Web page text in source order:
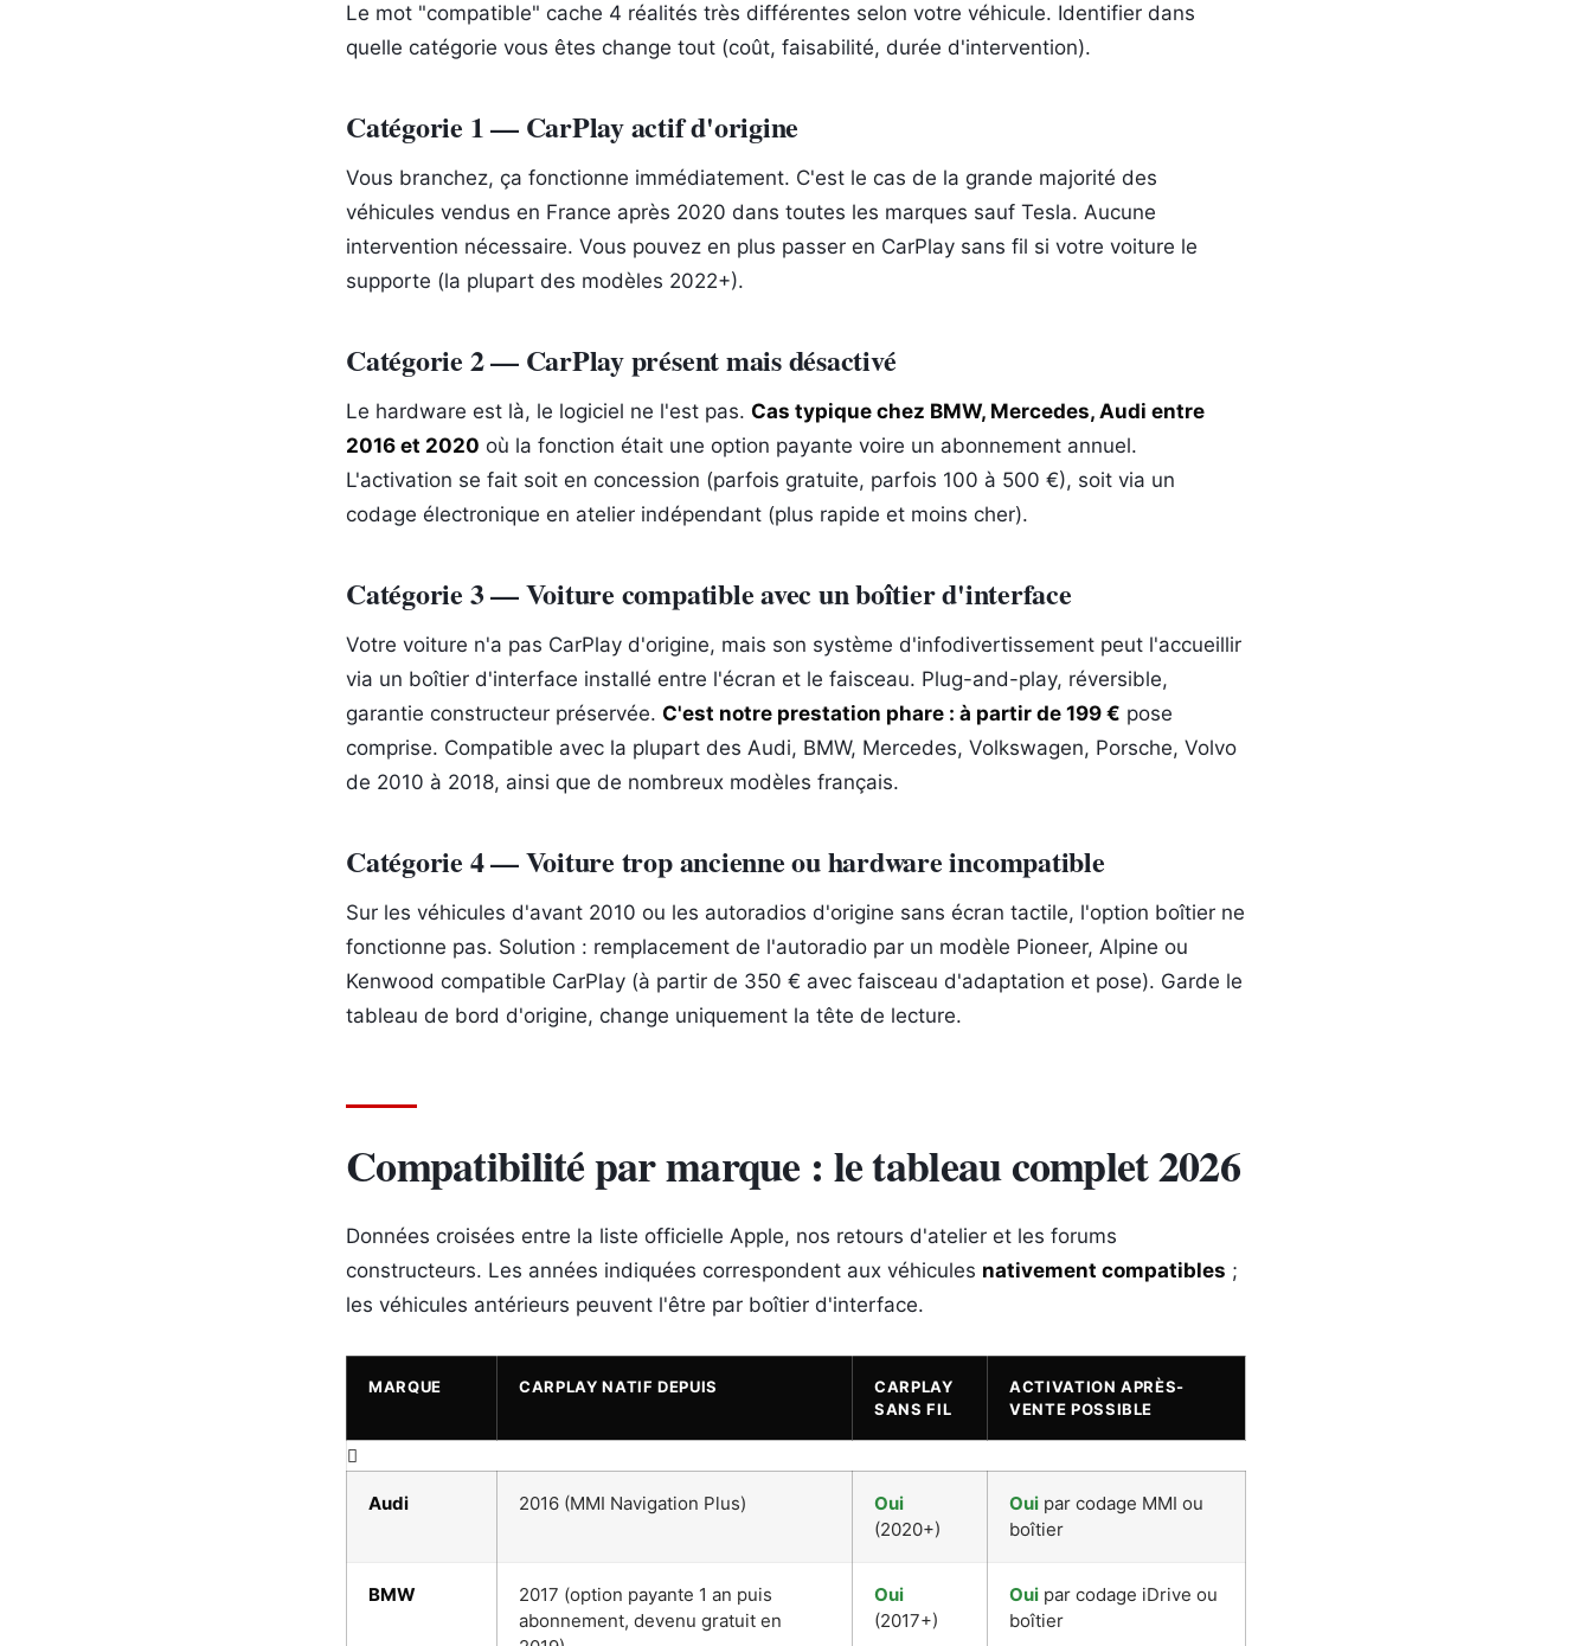
Le mot "compatible" cache 4 réalités très différentes selon votre véhicule. Identifier dans
quelle catégorie vous êtes change tout (coût, faisabilité, durée d'intervention).
Catégorie 1 — CarPlay actif d'origine
Vous branchez, ça fonctionne immédiatement. C'est le cas de la grande majorité des
véhicules vendus en France après 2020 dans toutes les marques sauf Tesla. Aucune
intervention nécessaire. Vous pouvez en plus passer en CarPlay sans fil si votre voiture le
supporte (la plupart des modèles 2022+).
Catégorie 2 — CarPlay présent mais désactivé
Le hardware est là, le logiciel ne l'est pas. Cas typique chez BMW, Mercedes, Audi entre
2016 et 2020 où la fonction était une option payante voire un abonnement annuel.
L'activation se fait soit en concession (parfois gratuite, parfois 100 à 500 €), soit via un
codage électronique en atelier indépendant (plus rapide et moins cher).
Catégorie 3 — Voiture compatible avec un boîtier d'interface
Votre voiture n'a pas CarPlay d'origine, mais son système d'infodivertissement peut l'accueillir
via un boîtier d'interface installé entre l'écran et le faisceau. Plug-and-play, réversible,
garantie constructeur préservée. C'est notre prestation phare : à partir de 199 € pose
comprise. Compatible avec la plupart des Audi, BMW, Mercedes, Volkswagen, Porsche, Volvo
de 2010 à 2018, ainsi que de nombreux modèles français.
Catégorie 4 — Voiture trop ancienne ou hardware incompatible
Sur les véhicules d'avant 2010 ou les autoradios d'origine sans écran tactile, l'option boîtier ne
fonctionne pas. Solution : remplacement de l'autoradio par un modèle Pioneer, Alpine ou
Kenwood compatible CarPlay (à partir de 350 € avec faisceau d'adaptation et pose). Garde le
tableau de bord d'origine, change uniquement la tête de lecture.
Compatibilité par marque : le tableau complet 2026
Données croisées entre la liste officielle Apple, nos retours d'atelier et les forums
constructeurs. Les années indiquées correspondent aux véhicules nativement compatibles ;
les véhicules antérieurs peuvent l'être par boîtier d'interface.
MARQUE CARPLAY NATIF DEPUIS
CARPLAY
SANS FIL
ACTIVATION APRÈS-
VENTE POSSIBLE
Audi 2016 (MMI Navigation Plus)
Oui
(2020+)
Oui par codage MMI ou
boîtier
BMW
2017 (option payante 1 an puis
abonnement, devenu gratuit en
Oui
(2017+)
Oui par codage iDrive ou
boîtier